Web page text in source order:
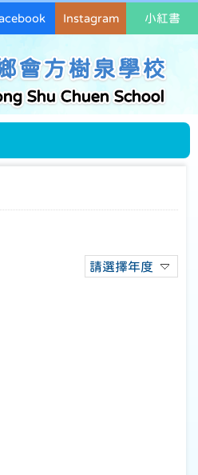
會方樹泉學校
Shu Chuen School
Instagram 小紅書
請選擇年度